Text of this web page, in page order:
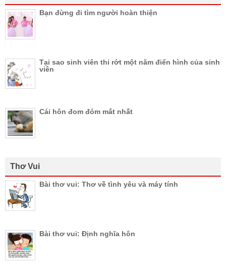
Bạn đừng đi tìm người hoàn thiện
Tại sao sinh viên thi rớt một năm điển hình của sinh
viên
Cái hôn đom đóm mắt nhất
Thơ Vui
Bài thơ vui: Thơ về tình yêu và máy tính
Bài thơ vui: Định nghĩa hôn